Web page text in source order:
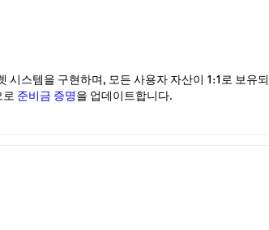
시스템을 구현하며, 모든 사용자 자산이 1:1로 보유되
준비금 증명을 업데이트합니다.